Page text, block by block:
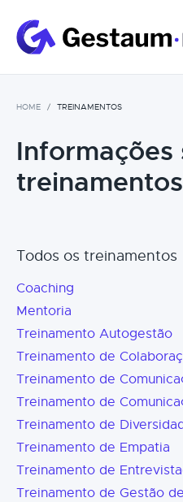
HOME TREINAMENTOS
Informações
treinamentos
Todos os treinamentos
Coaching
Mentoria
Treinamento Autogestão
Treinamento de
Treinamento de
Treinamento de
Treinamento de
Treinamento de Empatia
Treinamento de
Treinamento de Gestão